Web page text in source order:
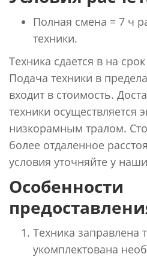
Полная смена = 7 ч
техники.
Техника сдается в на
Подача техники в
входит в стоимость.
техники осуществляется
низкорамным тралом.
более отдаленное
условия уточняйте у
Особенности
Техника заправлена
укомплектована